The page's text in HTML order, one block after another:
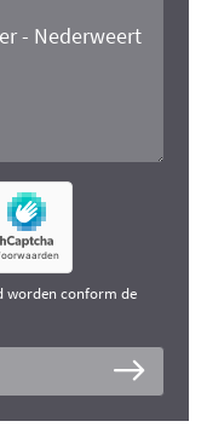
worden conform de